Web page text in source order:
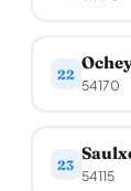
22
54170
23
54115